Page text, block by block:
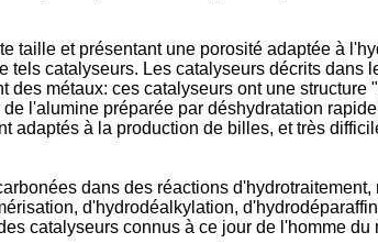
taille et présentant une porosité adaptée à
catalyseurs. Les catalyseurs décrits dans
métaux: ces catalyseurs ont une structure
l'alumine préparée par déshydratation
à la production de billes, et très
dans des réactions
d'hydrodéalkylation,
catalyseurs connus à ce jour de l'homme du